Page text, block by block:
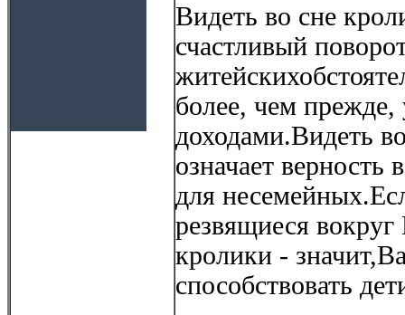
Видеть во сне
счастливый
более, чем прежде,
доходами.Видеть
означает
для
резвящиеся
кролики -
способствовать